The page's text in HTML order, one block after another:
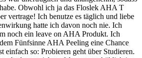
Obwohl ich ja das Floslek AHA T
vertrage! Ich benutze es täglich und liebe
hatte ich davon noch nie. Ich
noch ein leave on AHA Produkt. Ich
Fünfsinne AHA Peeling eine Chance
einfach so: Probieren geht über Studieren.